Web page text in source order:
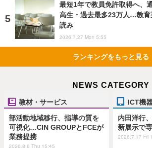
最短1年で教員免許取得へ、
高生・過去最多23万人…教育
読み
2026.7.27 Mon 5:55
ランキングをもっと見る
NEWS CATEGORY
教材・サービス
部活動地域移行、指導の質を
可視化…CIN GROUPとFCEが
業務提携
2026.8.6 Thu 15:45
ICT機
内田洋行
新展示で
2026.7.17 Fri